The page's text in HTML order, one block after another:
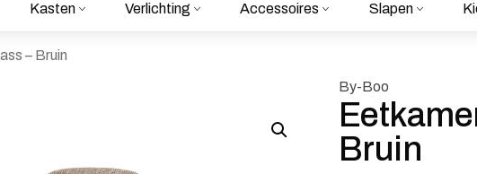
Kasten Verlichting Accessoires Slapen
– Bruin
By-Boo
Bruin